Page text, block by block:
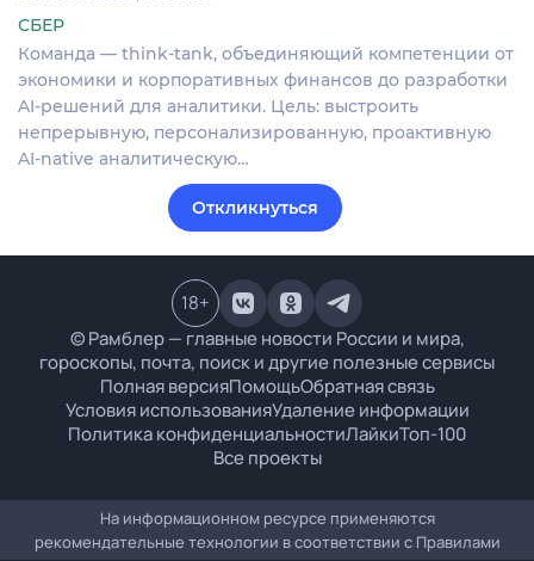
СБЕР
Команда — think-tank, объединяющий компетенции от
экономики и корпоративных финансов до разработки
AI-решений для аналитики. Цель: выстроить
непрерывную, персонализированную, проактивную
AI-native аналитическую…
Откликнуться
© Рамблер — главные новости России и мира,
гороскопы, почта, поиск и другие полезные сервисы
Полная версияПомощьОбратная связь
Условия использованияУдаление информации
Политика конфиденциальностиЛайкиТоп-100
Все проекты
18+
На информационном ресурсе применяются
рекомендательные технологии в соответствии с Правилами